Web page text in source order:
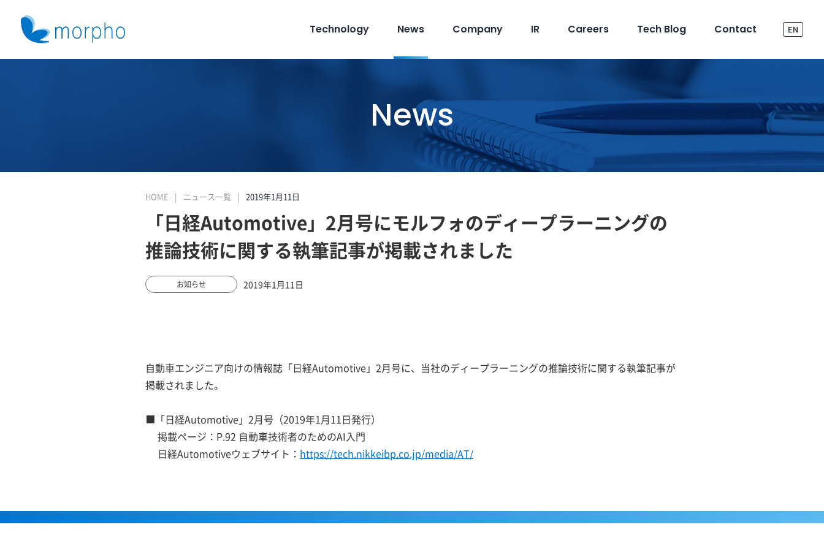
Technology News Company IR Careers Tech Blog Contact EN
News
HOME ニュース一覧 2019年1月11日
「日経Automotive」2月号にモルフォのディープラーニングの
推論技術に関する執筆記事が掲載されました
お知らせ 2019年1月11日
自動車エンジニア向けの情報誌「日経Automotive」2月号に、当社のディープラーニングの推論技術に関する執筆記事が
掲載されました。
■「日経Automotive」2月号（2019年1月11日発行）
掲載ページ：P.92 自動車技術者のためのAI入門
日経Automotiveウェブサイト： https://tech.nikkeibp.co.jp/media/AT/